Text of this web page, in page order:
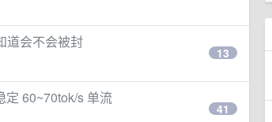
道会不会被封
13
定 60~70tok/s 单流
41